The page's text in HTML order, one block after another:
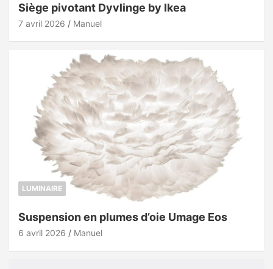
Siège pivotant Dyvlinge by Ikea
7 avril 2026 Manuel
LUMINAIRE
Suspension en plumes d’oie Umage Eos
6 avril 2026 Manuel